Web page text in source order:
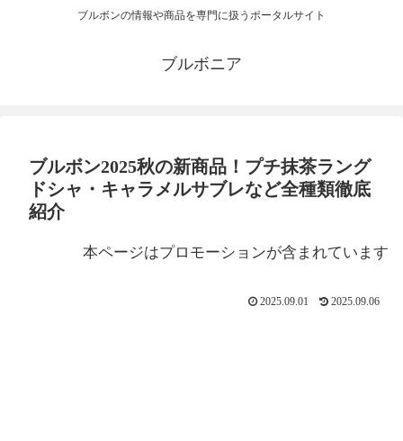
ブルボンの情報や商品を専門に扱うポータルサイト
ブルボニア
ブルボン2025秋の新商品！プチ抹茶ラング
ドシャ・キャラメルサブレなど全種類徹底
紹介
本ページはプロモーションが含まれています
2025.09.01 2025.09.06